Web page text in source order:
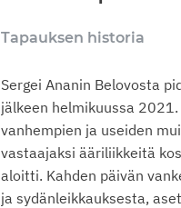
Tapauksen historia
Sergei Ananin Belovosta
jälkeen helmikuussa
vanhempien ja useiden
vastaajaksi ääriliikkeitä
aloitti. Kahden päivän
ja sydänleikkauksesta,